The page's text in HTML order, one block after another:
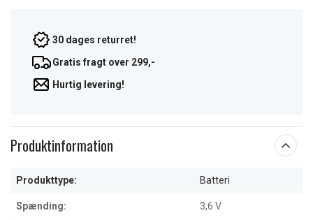
30 dages returret!
Gratis fragt over 299,-
Hurtig levering!
Produktinformation
Produkttype: Batteri
Spænding: 3,6 V